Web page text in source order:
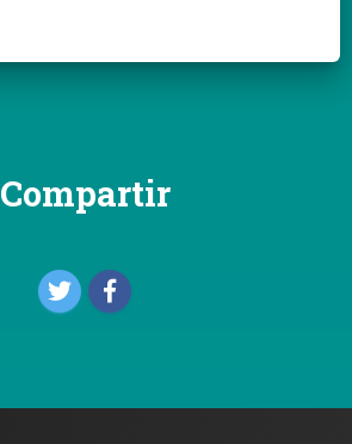
Compartir